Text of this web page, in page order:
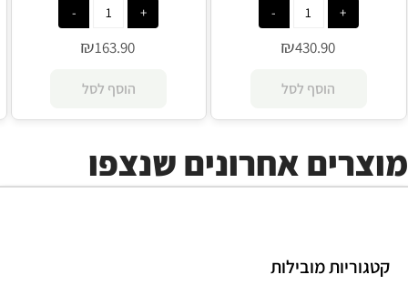
₪163.90
הוסף לסל
₪430.90
הוסף לסל
מוצרים אחרונים שנצפו
קטגוריות מובילות